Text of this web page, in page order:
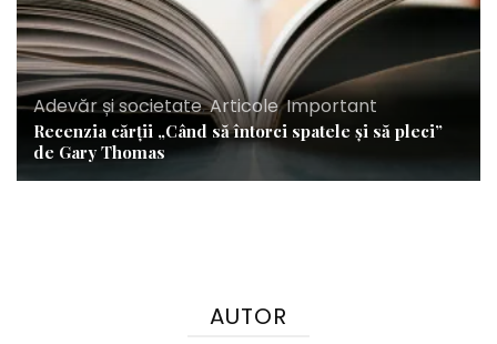
Adevăr și societate,Articole,Important
Recenzia cărții „Când să întorci spatele și să pleci”
de Gary Thomas
AUTOR